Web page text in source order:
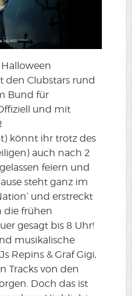
den Clubstars rund
Bund für
und mit
könnt ihr trotz des
auch nach 2
feiern und
steht ganz im
und erstreckt
die frühen
gesagt bis 8 Uhr!
musikalische
Repins & Graf Gigi,
Tracks von den
Doch das ist